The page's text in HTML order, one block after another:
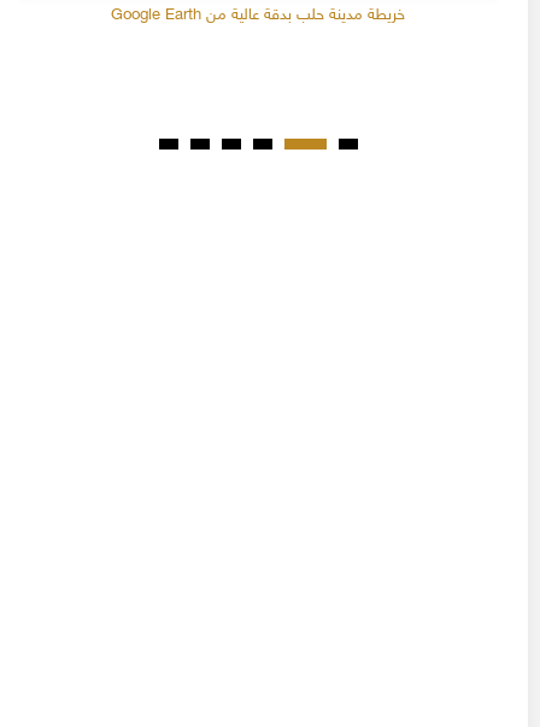
خريطة مدينة حلب بدقة عالية من Google Earth